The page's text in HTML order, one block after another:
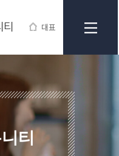
대표
티